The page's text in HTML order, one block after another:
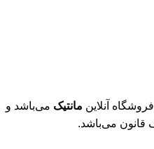
آنلاین مانتیک می‌باشد و
قانون می‌باشد.